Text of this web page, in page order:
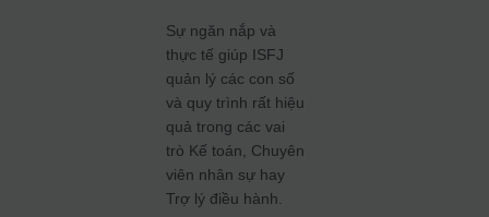
Sự ngăn nắp và
thực tế giúp ISFJ
quản lý các con số
và quy trình rất hiệu
quả trong các vai
trò Kế toán, Chuyên
viên nhân sự hay
Trợ lý điều hành.